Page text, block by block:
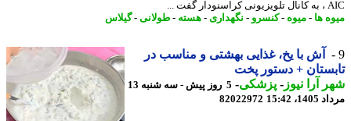
ها- میوه-کنسرو-نگهداری- هسته-طولانی-گیلاس
آش با یخ، غذایی بهشتی و مناسب در
+ دستور پخت
آرا نیوز-پزشکی-
5 روز پیش - سه شنبه 13
15:42
82022972